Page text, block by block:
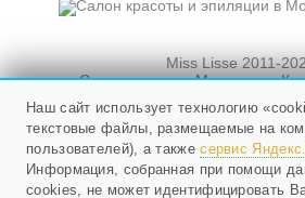
Miss Lisse 2011-
Салон красоты. Москва, ул.
Новослободская, д. 3,
Мы работаем
с 10 до 21, в воскресенье -
Наш сайт использует технологию
текстовые файлы, размещаемые на
пользователей), а такжесервис
Информация, собранная при помощи
cookies, не может идентифицировать